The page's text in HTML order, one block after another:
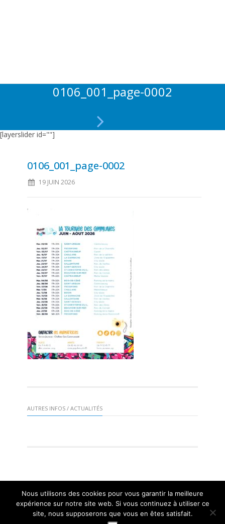
0106_001_page-0002
[layerslider id=""]
0106_001_page-0002
19 JUIN 2026
AUTRES INFOS / ACTUALITÉS
Mairie de St Gervais 2016 | Mentions légales | Réalisation :
Mangogo Création Graphique
Nous utilisons des cookies pour vous garantir la meilleure
expérience sur notre site web. Si vous continuez à utiliser ce
site, nous supposerons que vous en êtes satisfait.